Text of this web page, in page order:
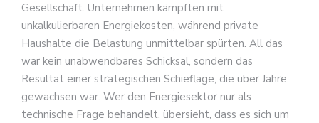
Gesellschaft. Unternehmen kämpften mit
unkalkulierbaren Energiekosten, während private
Haushalte die Belastung unmittelbar spürten. All das
war kein unabwendbares Schicksal, sondern das
Resultat einer strategischen Schieflage, die über Jahre
gewachsen war. Wer den Energiesektor nur als
technische Frage behandelt, übersieht, dass es sich um